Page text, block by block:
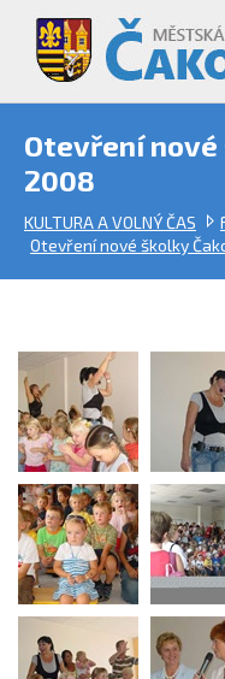
Otevření nové
2008
KULTURA A VOLNÝ ČAS
Otevření nové školky